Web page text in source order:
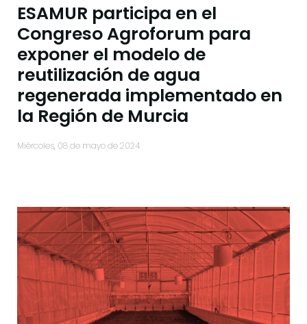
ESAMUR participa en el
Congreso Agroforum para
exponer el modelo de
reutilización de agua
regenerada implementado en
la Región de Murcia
miércoles, 08 de mayo de 2024